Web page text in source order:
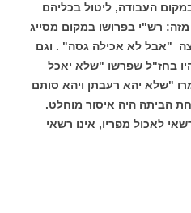
העבודה, ליטול בכליהם
רש"י בפרושו במקום מסייג
"אבל לא אכילה גסה" . וגם
בחז"ל שפרשו "שלא יאכל
"שלא יהא רעבתן ויהא סותם
הביתה היה איסור מוחלט.
לאכול מפריו, אינו רשאי